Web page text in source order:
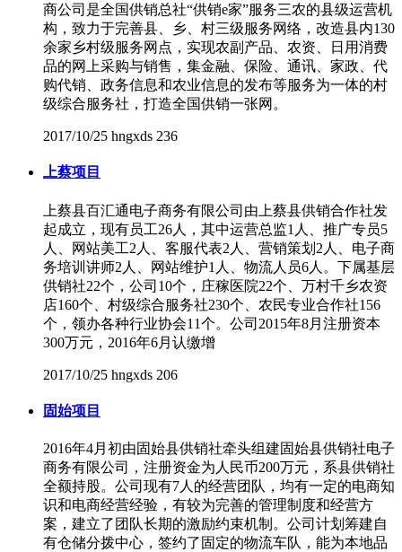
商公司是全国供销总社“供销e家”服务三农的县级运营机
构，致力于完善县、乡、村三级服务网络，改造县内130
余家乡村级服务网点，实现农副产品、农资、日用消费
品的网上采购与销售，集金融、保险、通讯、家政、代
购代销、政务信息和农业信息的发布等服务为一体的村
级综合服务社，打造全国供销一张网。
2017/10/25 hngxds 236
上蔡项目
上蔡县百汇通电子商务有限公司由上蔡县供销合作社发
起成立，现有员工26人，其中运营总监1人、推广专员5
人、网站美工2人、客服代表2人、营销策划2人、电子商
务培训讲师2人、网站维护1人、物流人员6人。下属基层
供销社22个，公司10个，庄稼医院22个、万村千乡农资
店160个、村级综合服务社230个、农民专业合作社156
个，领办各种行业协会11个。公司2015年8月注册资本
300万元，2016年6月认缴增
2017/10/25 hngxds 206
固始项目
2016年4月初由固始县供销社牵头组建固始县供销社电子
商务有限公司，注册资金为人民币200万元，系县供销社
全额持股。公司现有7人的经营团队，均有一定的电商知
识和电商经营经验，有较为完善的管理制度和经营方
案，建立了团队长期的激励约束机制。公司计划筹建自
有仓储分拨中心，签约了固定的物流车队，能为本地品